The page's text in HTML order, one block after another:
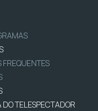
FREQUENTES
DO TELESPECTADOR